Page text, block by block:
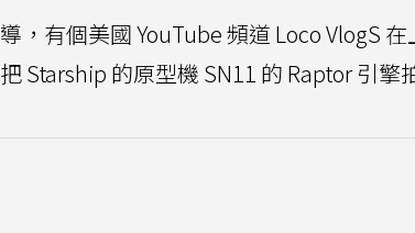
，有個美國 YouTube 頻道 Loco VlogS
Starship 的原型機 SN11 的 Raptor 引擎